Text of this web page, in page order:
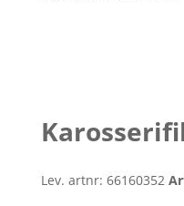
Lev. artnr: 66160352